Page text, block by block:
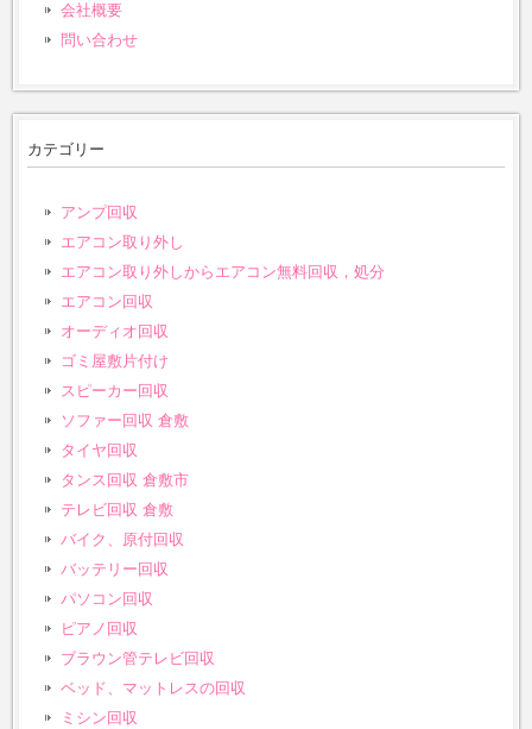
会社概要
問い合わせ
カテゴリー
アンプ回収
エアコン取り外し
エアコン取り外しからエアコン無料回収，処分
エアコン回収
オーディオ回収
ゴミ屋敷片付け
スピーカー回収
ソファー回収 倉敷
タイヤ回収
タンス回収 倉敷市
テレビ回収 倉敷
バイク、原付回収
バッテリー回収
パソコン回収
ピアノ回収
ブラウン管テレビ回収
ベッド、マットレスの回収
ミシン回収